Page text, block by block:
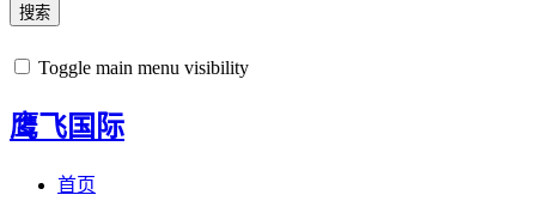
搜索
Toggle main menu visibility
鹰飞国际
首页